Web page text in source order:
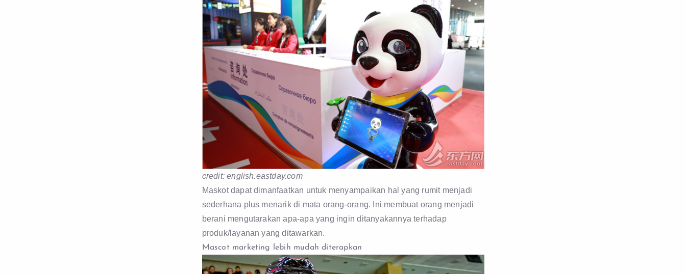
credit: english.eastday.com
Maskot dapat dimanfaatkan untuk menyampaikan hal yang rumit menjadi
sederhana plus menarik di mata orang-orang. Ini membuat orang menjadi
berani mengutarakan apa-apa yang ingin ditanyakannya terhadap
produk/layanan yang ditawarkan.
Mascot marketing lebih mudah diterapkan